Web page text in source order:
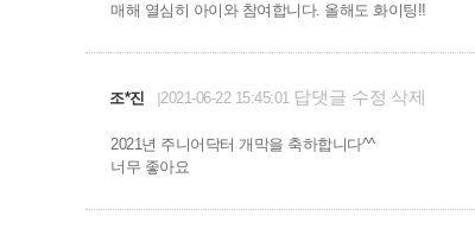
매해 열심히 아이와 참여합니다. 올해도 화이팅!!
조*진 2021-06-22 15:45:01 답댓글 수정 삭제
2021년 주니어닥터 개막을 축하합니다^^
너무 좋아요